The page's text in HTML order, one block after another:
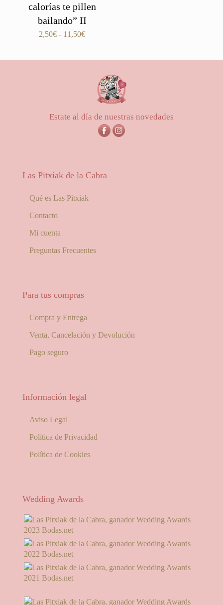
calorías te pillen
bailando” II
2,50€ - 11,50€Rango
hasta
11,50€
Estate al día de nuestras novedades
Las Pitxiak de la Cabra
Qué es Las Pitxiak
Contacto
Mi cuenta
Preguntas Frecuentes
Para tus compras
Compra y Entrega
Venta, Cancelación y Devolución
Pago seguro
Información legal
Aviso Legal
Política de Privacidad
Política de Cookies
Wedding Awards